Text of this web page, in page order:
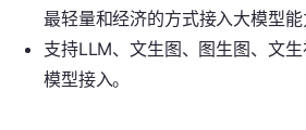
最轻量和经济的方式接入大模型能
支持LLM、文生图、图生图、文
模型接入。